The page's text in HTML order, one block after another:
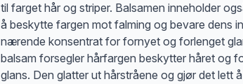
til farget hår og striper. Balsamen inneholder
å beskytte fargen mot falming og bevare dens
nærende konsentrat for fornyet og forlenget
balsam forsegler hårfargen beskytter håret og
glans. Den glatter ut hårstråene og gjør det lett